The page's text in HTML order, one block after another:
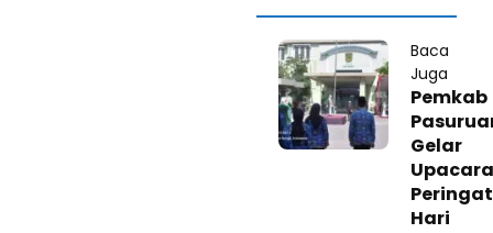
Baca
Juga
Pemkab
Gelar
Upacara
Hari